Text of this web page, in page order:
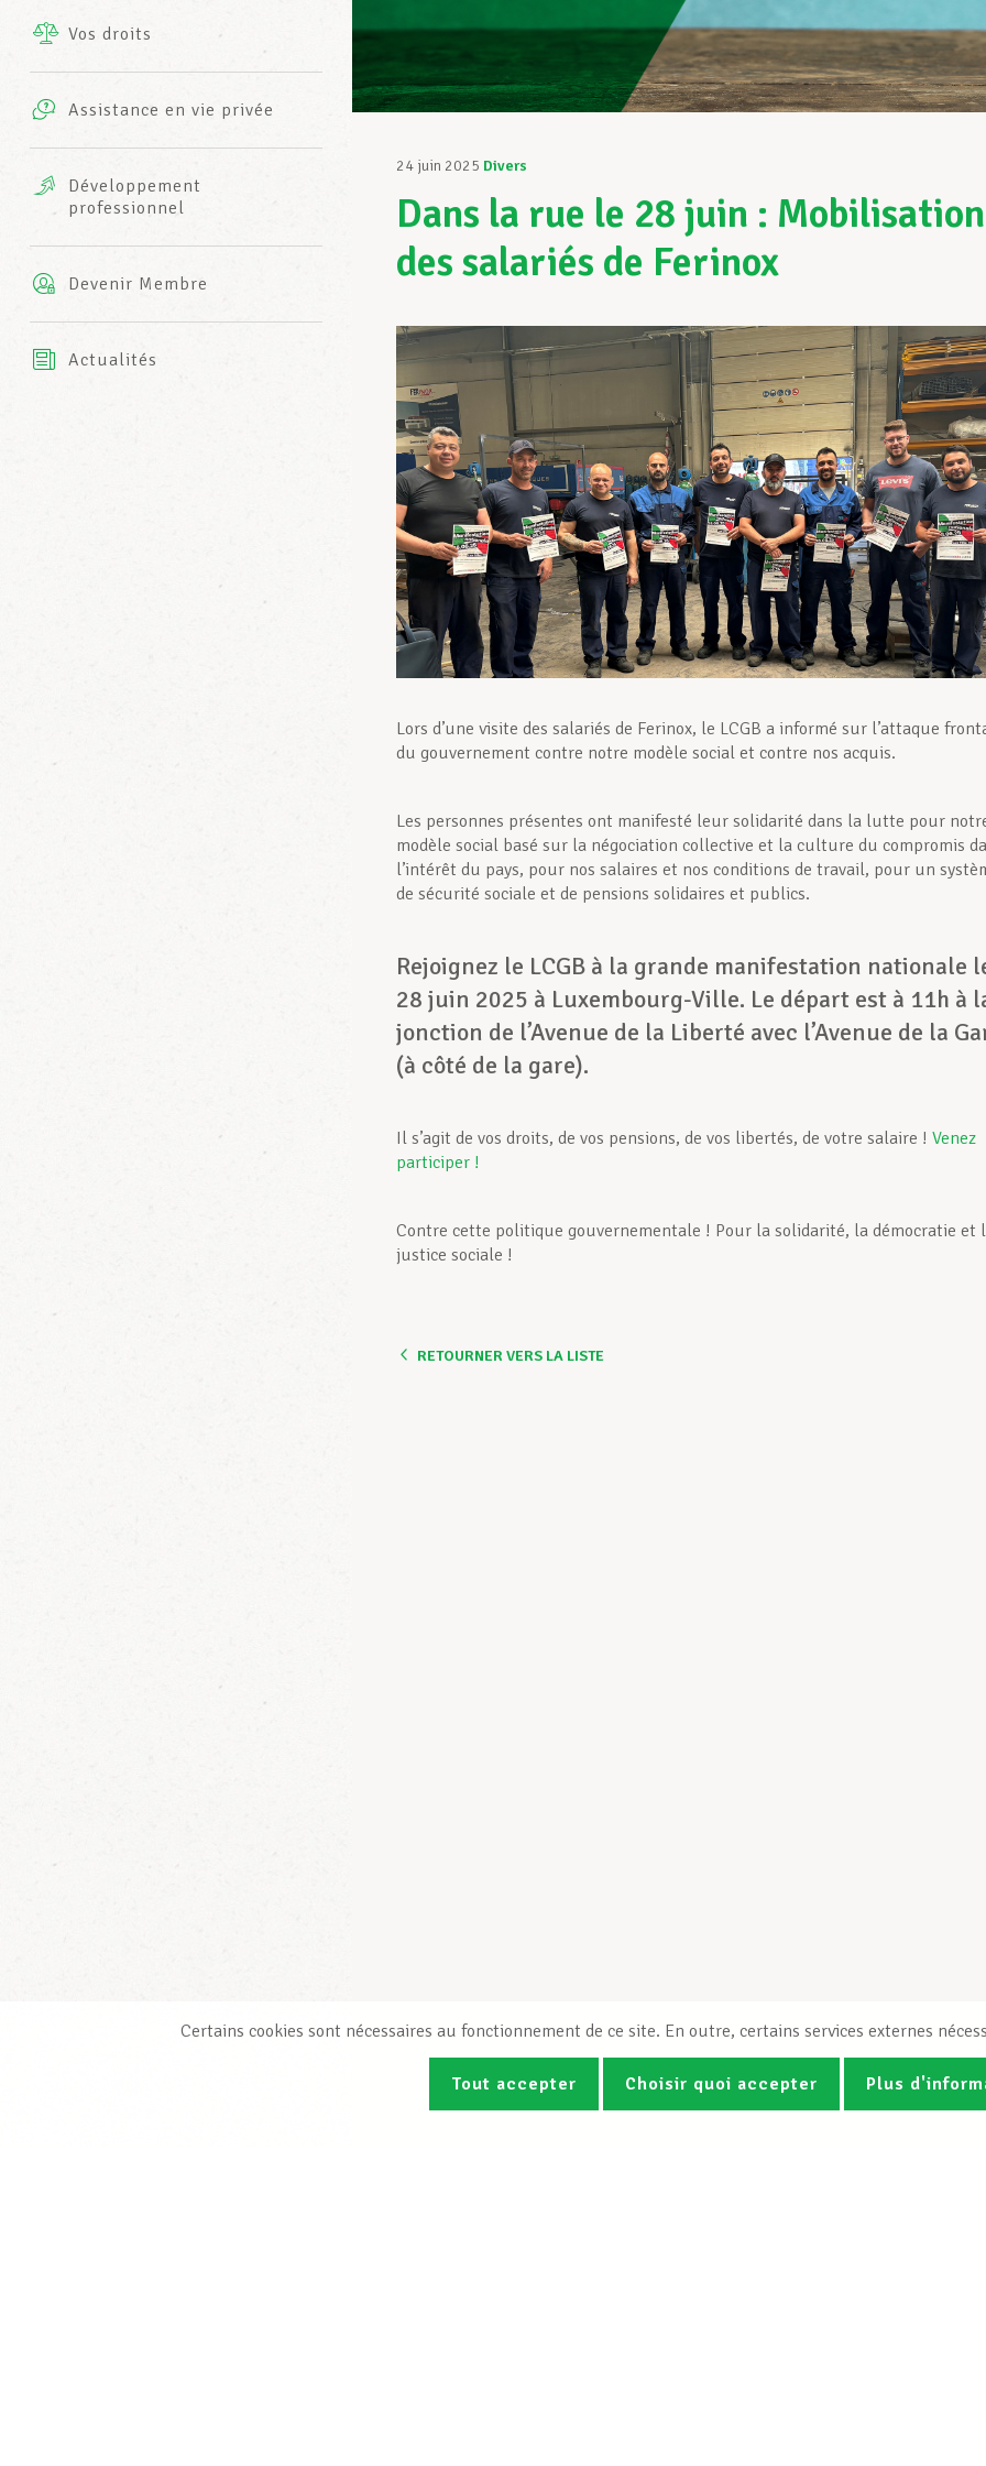
INFO-CENTER
Vos droits
Assistance en vie privée
complémentaires
AXA
Développement
professionnel
Devenir Membre
Actualités
24 juin 2025 Divers
Dans la rue le 28 juin : Mobilisation
des salariés de Ferinox
Lors d’une visite des salariés de Ferinox, le LCGB a informé sur l’attaque
du gouvernement contre notre modèle social et contre nos acquis.
Les personnes présentes ont manifesté leur solidarité dans la lutte pour
modèle social basé sur la négociation collective et la culture du compromis
l’intérêt du pays, pour nos salaires et nos conditions de travail, pour un
de sécurité sociale et de pensions solidaires et publics.
Rejoignez le LCGB à la grande manifestation nationale
28 juin 2025 à Luxembourg-Ville. Le départ est à 11h à
jonction de l’Avenue de la Liberté avec l’Avenue de la
(à côté de la gare).
Il s’agit de vos droits, de vos pensions, de vos libertés, de votre salaire ! Venez
participer !
Contre cette politique gouvernementale ! Pour la solidarité, la démocratie et
justice sociale !
RETOURNER VERS LA LISTE
Certains cookies sont nécessaires au fonctionnement de ce site. En outre, certains services externes
Tout accepter Choisir quoi accepter Plus